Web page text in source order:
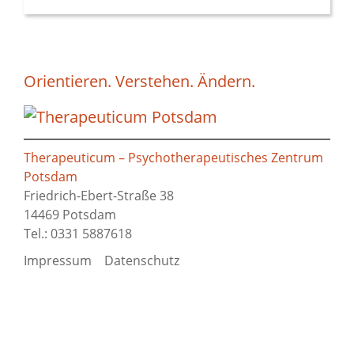
Orientieren. Verstehen. Ändern.
Therapeuticum – Psychotherapeutisches Zentrum
Potsdam
Friedrich-Ebert-Straße 38
14469 Potsdam
Tel.: 0331 5887618
Impressum
Datenschutz